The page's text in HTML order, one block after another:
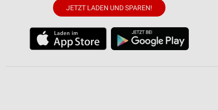
JETZT LADEN UND SPAREN!